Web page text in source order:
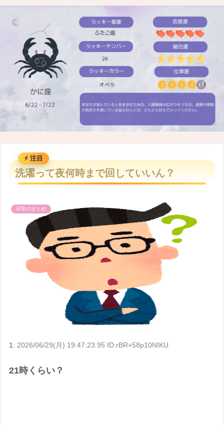
M
洗濯って夜何時まで回していいん？
日常のまとめ
1: 2026/06/29(月) 19:47:23.95 ID:rBR+58p10NIKU
21時くらい？